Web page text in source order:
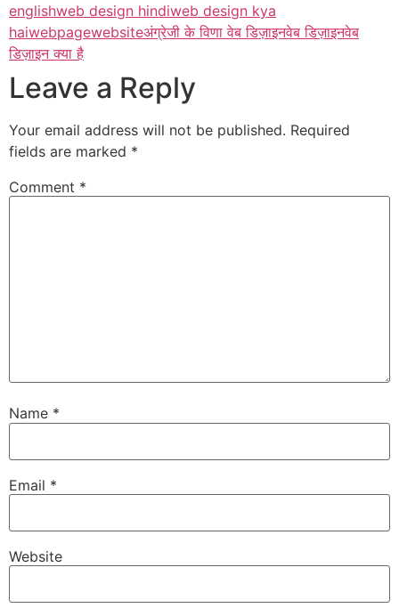
englishweb design hindiweb design kya
haiwebpagewebsiteअंग्रेजी के विणा वेब डिज़ाइनवेब डिज़ाइनवेब
डिज़ाइन क्या है
Leave a Reply
Your email address will not be published. Required
fields are marked *
Comment *
Name *
Email *
Website